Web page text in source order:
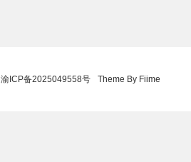
渝ICP备2025049558号 Theme By Fiime